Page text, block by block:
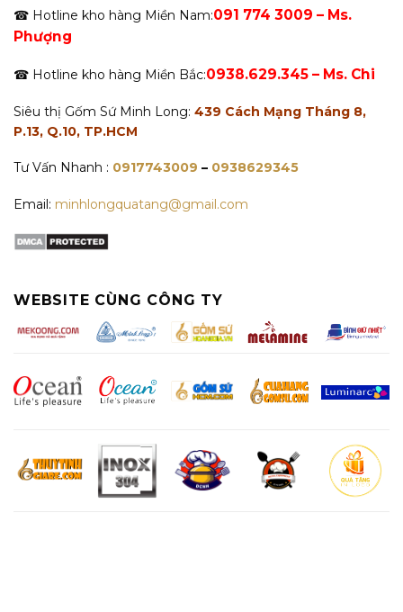
☎ Hotline kho hàng Miền Nam:091 774 3009 – Ms.
Phượng
☎ Hotline kho hàng Miền Bắc:0938.629.345 – Ms. Chi
Siêu thị Gốm Sứ Minh Long: 439 Cách Mạng Tháng 8,
P.13, Q.10, TP.HCM
Tư Vấn Nhanh : 0917743009 – 0938629345
Email: minhlongquatang@gmail.com
WEBSITE CÙNG CÔNG TY